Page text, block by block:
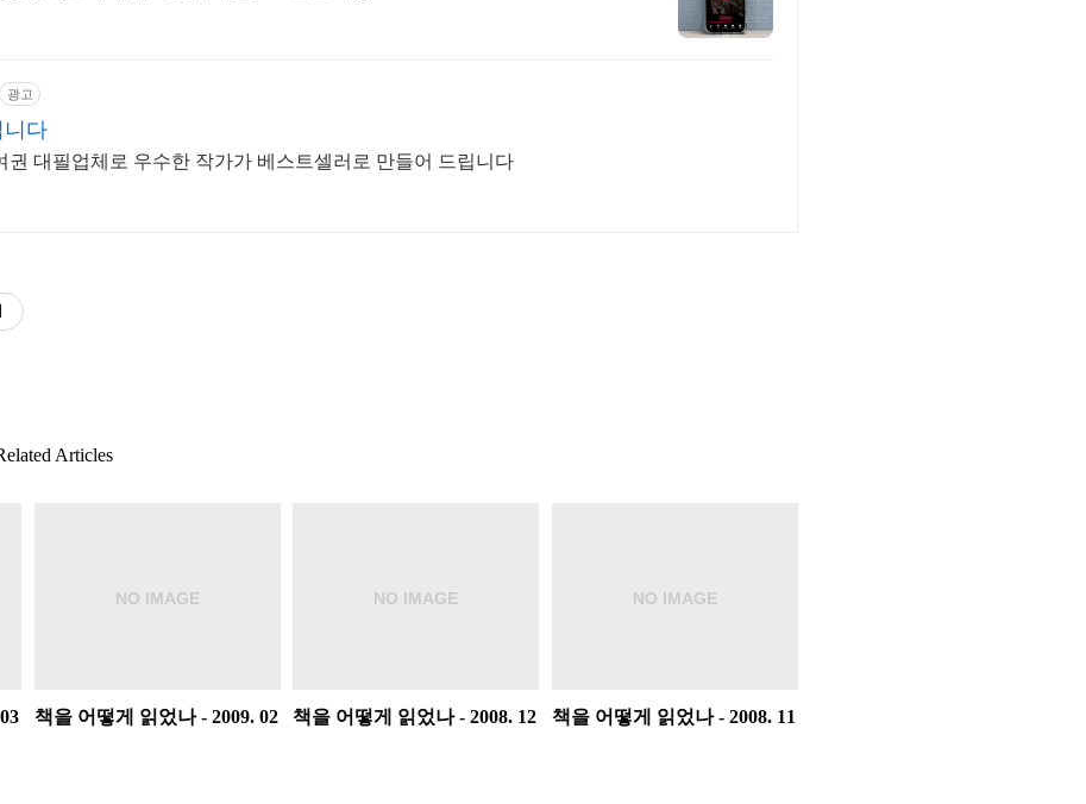
광고
니다
권 대필업체로 우수한 작가가 베스트셀러로 만들어 드립니다
Articles
책을 어떻게 읽었나 - 2009. 02 책을 어떻게 읽었나 - 2008. 12 책을 어떻게 읽었나 - 2008. 11